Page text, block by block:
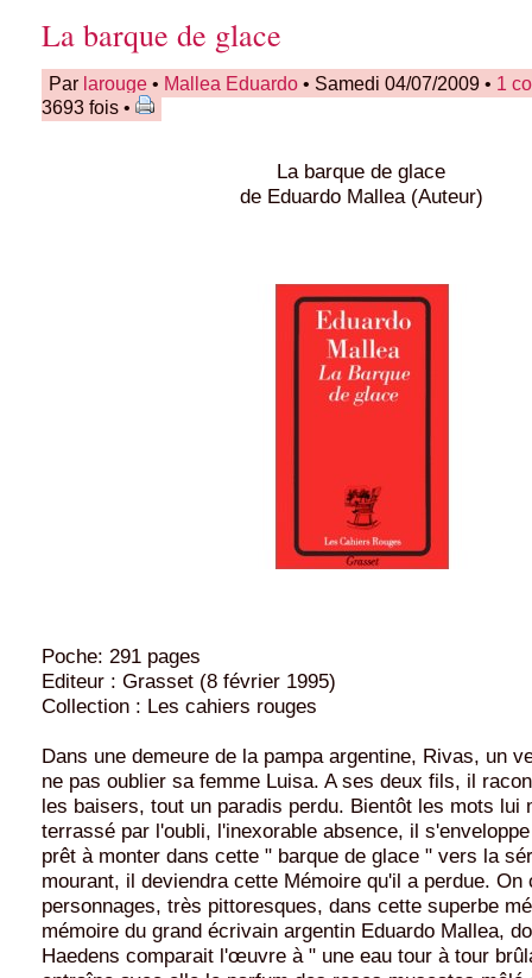
La barque de glace
Par larouge • Mallea Eduardo • Samedi 04/07/2009 • 1
3693 fois •
La barque de glace
de Eduardo Mallea (Auteur)
Poche: 291 pages
Editeur : Grasset (8 février 1995)
Collection : Les cahiers rouges
Dans une demeure de la pampa argentine, Rivas, un
ne pas oublier sa femme Luisa. A ses deux fils, il
les baisers, tout un paradis perdu. Bientôt les mots lui
terrassé par l'oubli, l'inexorable absence, il
prêt à monter dans cette " barque de glace " vers la
mourant, il deviendra cette Mémoire qu'il a perdue. On
personnages, très pittoresques, dans cette superbe
mémoire du grand écrivain argentin Eduardo Mallea,
Haedens comparait l'œuvre à " une eau tour à tour